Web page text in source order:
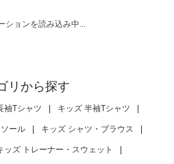
ションを読み込み中...
リから探す
袖Tシャツ | キッズ 半袖Tシャツ |
ール | キッズ シャツ・ブラウス |
ッズ トレーナー・スウェット |